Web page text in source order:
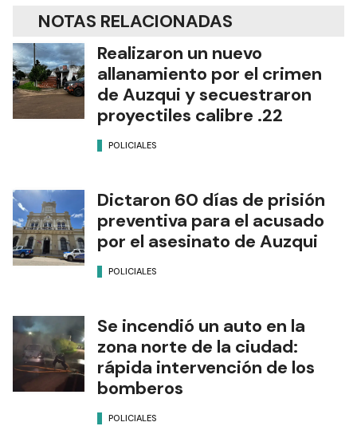
NOTAS RELACIONADAS
Realizaron un nuevo
allanamiento por el crimen
de Auzqui y secuestraron
proyectiles calibre .22
POLICIALES
Dictaron 60 días de prisión
preventiva para el acusado
por el asesinato de Auzqui
POLICIALES
Se incendió un auto en la
zona norte de la ciudad:
rápida intervención de los
bomberos
POLICIALES